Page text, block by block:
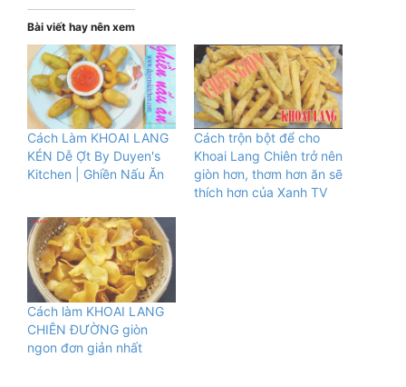
Bài viết hay nên xem
Cách Làm KHOAI LANG
KÉN Dễ Ợt By Duyen's
Kitchen | Ghiền Nấu Ăn
Cách trộn bột để cho
Khoai Lang Chiên trở nên
giòn hơn, thơm hơn ăn sẽ
thích hơn của Xanh TV
Cách làm KHOAI LANG
CHIÊN ĐƯỜNG giòn
ngon đơn giản nhất